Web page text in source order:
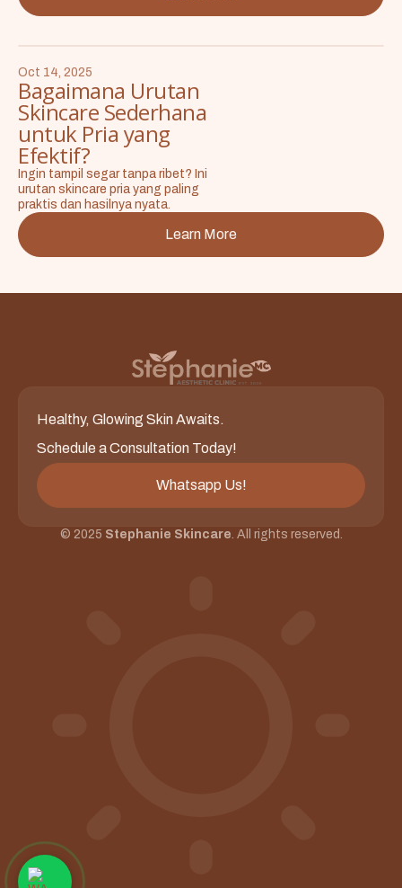
Oct 14, 2025
Bagaimana Urutan
Skincare Sederhana
untuk Pria yang
Efektif?
Ingin tampil segar tanpa ribet? Ini
urutan skincare pria yang paling
praktis dan hasilnya nyata.
Learn More
Healthy, Glowing Skin Awaits.
Schedule a Consultation Today!
Whatsapp Us!
© 2025 Stephanie Skincare . All rights reserved.